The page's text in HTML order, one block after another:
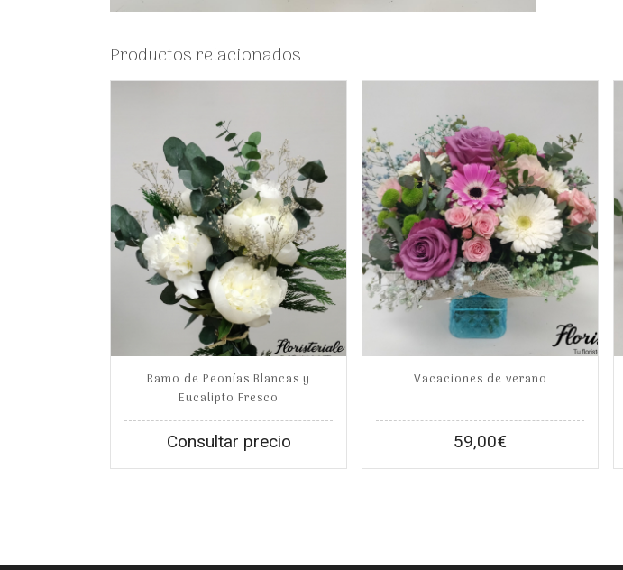
Productos relacionados
Ramo de Peonías Blancas y
Eucalipto Fresco
Consultar precio
Vacaciones de verano
59,00€